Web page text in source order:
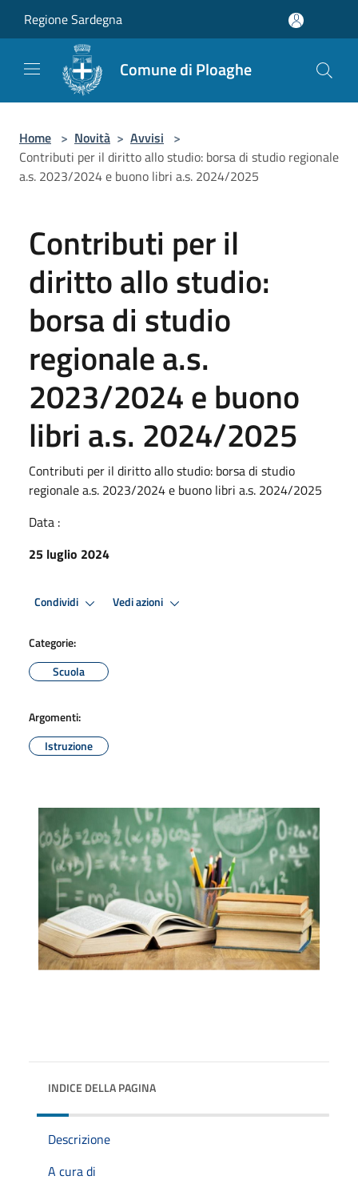
Regione Sardegna
Comune di Ploaghe
Home > Novità > Avvisi >
Contributi per il diritto allo studio: borsa di studio regionale
a.s. 2023/2024 e buono libri a.s. 2024/2025
Contributi per il
diritto allo studio:
borsa di studio
regionale a.s.
2023/2024 e buono
libri a.s. 2024/2025
Contributi per il diritto allo studio: borsa di studio
regionale a.s. 2023/2024 e buono libri a.s. 2024/2025
Data :
25 luglio 2024
Condividi Vedi azioni
Categorie:
Scuola
Argomenti:
Istruzione
INDICE DELLA PAGINA
Descrizione
A cura di